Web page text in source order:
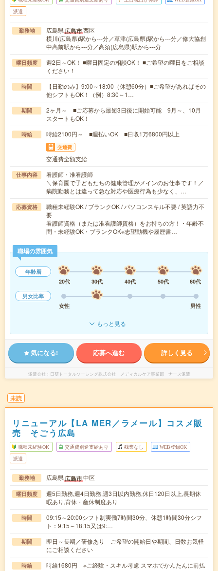
派遣
勤務地 広島県広島市西区
横川(広島県)駅から---分／草津(広島県)駅から---分／修大協創
中高前駅から---分／高須(広島県)駅から---分
曜日頻度
週2日～OK！ ■曜日固定の相談OK！ ■ご希望の曜日をご相談
ください！
時間
【日勤のみ】9:00～18:00（休憩60分）■ご希望があればその
他シフトもOK！（例）8:30～1…
期間
2ヶ月～ ■ご応募から最短3日後に開始可能 9月～、10月
スタートもOK！
時給 時給2100円～ ■週払いOK ■日収1万6800円以上
交通費
交通費全額支給
仕事内容
看護師・准看護師
＼保育園で子どもたちの健康管理がメインのお仕事です！／
病院勤務とは違って急な対応や医療行為も少なく、…
応募資格
職種未経験OK / ブランクOK / パソコンスキル不要 / 英語力不
要
看護師資格（または准看護師資格）をお持ちの方！・年齢不
問・未経験OK・ブランクOK※志望動機や履歴書…
職場の雰囲気
年齢層
20代
30代 40代 50代
60代
男女比率
女性
男性
もっと見る
気になる! 応募へ進む 詳しく見る
派遣会社 日研トータルソーシング株式会社 メディカルケア事業部 ナース派遣
未読
リニューアル【LA MER／ラメール】コスメ販
売 そごう広島
職種未経験OK 交通費別途支給あり 残業なし WEB登録OK
派遣
勤務地 広島県広島市中区
曜日頻度
週5日勤務,週4日勤務,週3日以内勤務,休日120日以上,長期休
暇あり,育休・産休制度あり
時間
09:15～20:00シフト制実働7時間30分、休憩1時間30分シフ
ト：9:15～18:15又は9:…
期間
即日～長期／研修あり ご希望の開始日や期間、日数お気軽
にご相談ください
時給
時給1680円 ※ご経験・スキル考慮 スマホでかんたんに前払